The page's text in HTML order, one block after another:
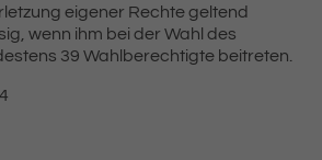
eigener Rechte geltend
wenn ihm bei der Wahl des
39 Wahlberechtigte beitreten.